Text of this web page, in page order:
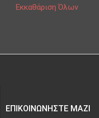
Εκκαθάριση Όλων
ΕΠΙΚΟΙΝΩΝΉΣΤΕ ΜΑΖΊ